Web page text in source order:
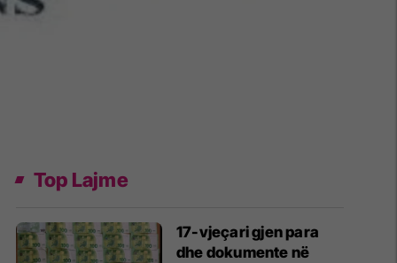
Top Lajme
17-vjeçari gjen para
dhe dokumente në